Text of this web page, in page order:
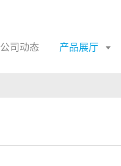
公司动态 产品展厅